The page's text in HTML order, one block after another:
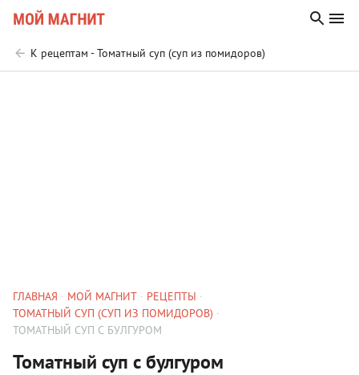
К рецептам - Томатный суп (суп из помидоров)
ГЛАВНАЯ МОЙ МАГНИТ
РЕЦЕПТЫ
ТОМАТНЫЙ СУП (СУП ИЗ ПОМИДОРОВ)
ТОМАТНЫЙ СУП С БУЛГУРОМ
Томатный суп с булгуром